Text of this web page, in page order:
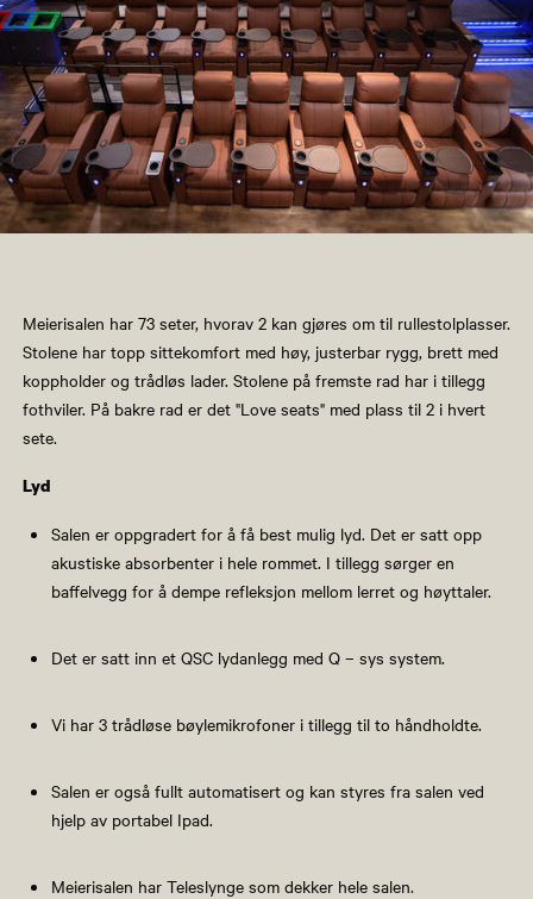
Meierisalen har 73 seter, hvorav 2 kan gjøres om til rullestolplasser.
Stolene har topp sittekomfort med høy, justerbar rygg, brett med
koppholder og trådløs lader. Stolene på fremste rad har i tillegg
fothviler. På bakre rad er det "Love seats" med plass til 2 i hvert
sete.
Lyd
Salen er oppgradert for å få best mulig lyd. Det er satt opp
akustiske absorbenter i hele rommet. I tillegg sørger en
baffelvegg for å dempe refleksjon mellom lerret og høyttaler.
Det er satt inn et QSC lydanlegg med Q – sys system.
Vi har 3 trådløse bøylemikrofoner i tillegg til to håndholdte.
Salen er også fullt automatisert og kan styres fra salen ved
hjelp av portabel Ipad.
Meierisalen har Teleslynge som dekker hele salen.